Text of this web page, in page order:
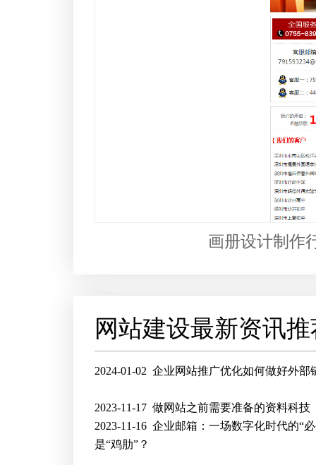
画册设计制作
网站建设最新资讯
2024-01-02企业网站推广优化如何做好外部
2023-11-17做网站之前需要准备的资料科技
2023-11-16企业邮箱：一场数字化时代的“
是“鸡肋”？